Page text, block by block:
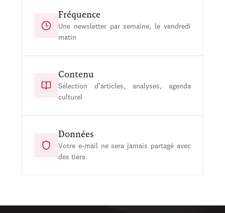
Fréquence
Une newsletter par semaine, le vendredi
matin
Contenu
Sélection d’articles, analyses, agenda
culturel
Données
Votre e-mail ne sera jamais partagé avec
des tiers